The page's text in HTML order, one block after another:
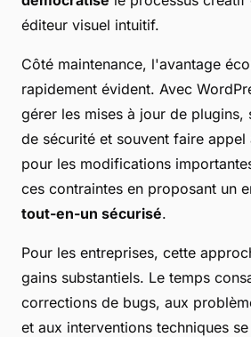
éditeur visuel intuitif.
Côté maintenance, l'avantage
rapidement évident. Avec
gérer les mises à jour de plugins,
de sécurité et souvent faire
pour les modifications
ces contraintes en proposant un
tout-en-un sécurisé.
Pour les entreprises, cette
gains substantiels. Le temps
corrections de bugs, aux
et aux interventions techniques